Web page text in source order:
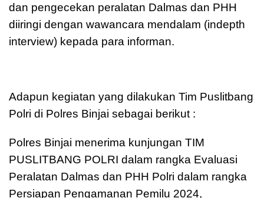
dan pengecekan peralatan Dalmas dan PHH
diiringi dengan wawancara mendalam (indepth
interview) kepada para informan.
Adapun kegiatan yang dilakukan Tim Puslitbang
Polri di Polres Binjai sebagai berikut :
Polres Binjai menerima kunjungan TIM
PUSLITBANG POLRI dalam rangka Evaluasi
Peralatan Dalmas dan PHH Polri dalam rangka
Persiapan Pengamanan Pemilu 2024,